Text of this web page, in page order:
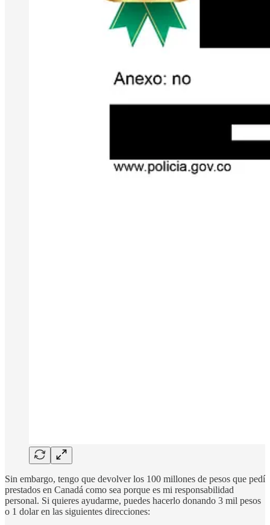
Sin embargo, tengo que devolver los 100 millones de pesos que pedí
prestados en Canadá como sea porque es mi responsabilidad
personal. Si quieres ayudarme, puedes hacerlo donando 3 mil pesos
o 1 dolar en las siguientes direcciones: